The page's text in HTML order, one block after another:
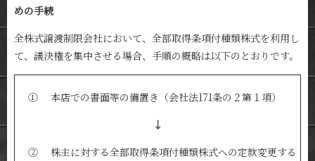
めの手続
全株式譲渡制限会社において、全部取得条項付種類株式を利用し
て、議決権を集中させる場合、手順の概略は以下のとおりです。
① 本店での書面等の備置き（会社法171条の２第１項）
↓
② 株主に対する全部取得条項付種類株式への定款変更する